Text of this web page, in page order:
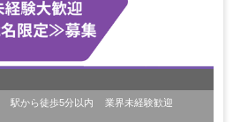
駅から徒歩5分以内
業界未経験歓迎